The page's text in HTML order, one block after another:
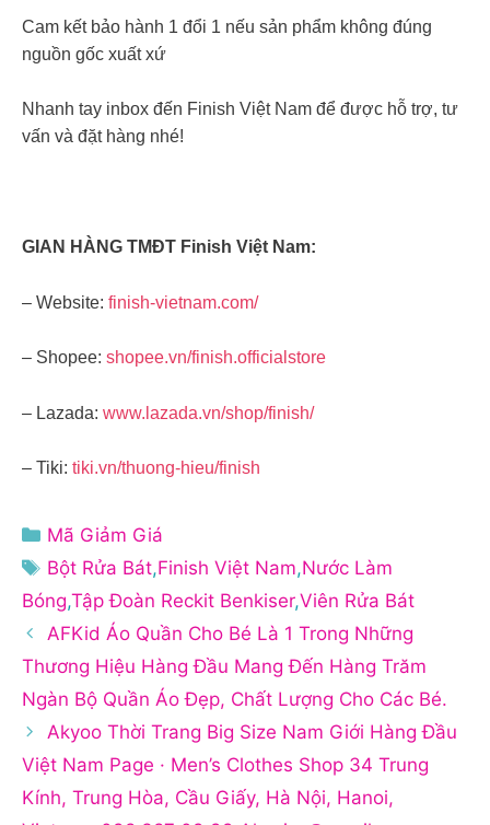
Cam kết bảo hành 1 đổi 1 nếu sản phẩm không đúng
nguồn gốc xuất xứ
Nhanh tay inbox đến Finish Việt Nam để được hỗ trợ, tư
vấn và đặt hàng nhé!
GIAN HÀNG TMĐT Finish Việt Nam:
– Website: finish-vietnam.com/
– Shopee: shopee.vn/finish.officialstore
– Lazada: www.lazada.vn/shop/finish/
– Tiki: tiki.vn/thuong-hieu/finish
Danh
mục
Mã Giảm Giá
Thẻ
Bột Rửa Bát,Finish Việt Nam,Nước Làm
Bóng,Tập Đoàn Reckit Benkiser,Viên Rửa Bát
AFKid Áo Quần Cho Bé Là 1 Trong Những
Thương Hiệu Hàng Đầu Mang Đến Hàng Trăm
Ngàn Bộ Quần Áo Đẹp, Chất Lượng Cho Các Bé.
Akyoo Thời Trang Big Size Nam Giới Hàng Đầu
Việt Nam Page · Men’s Clothes Shop 34 Trung
Kính, Trung Hòa, Cầu Giấy, Hà Nội, Hanoi,